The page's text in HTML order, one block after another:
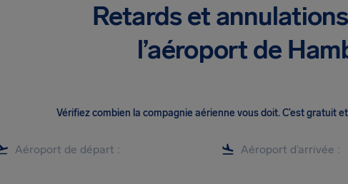
Retards et
l’aéroport de
Vérifiez combien la compagnie aérienne vous doit.C’est gratuit